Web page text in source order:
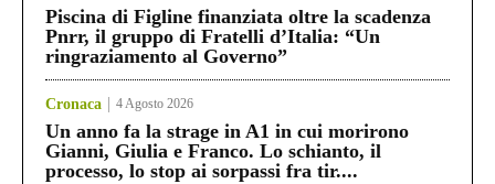
Piscina di Figline finanziata oltre la scadenza
Pnrr, il gruppo di Fratelli d’Italia: “Un
ringraziamento al Governo”
Cronaca 4 Agosto 2026
Un anno fa la strage in A1 in cui morirono
Gianni, Giulia e Franco. Lo schianto, il
processo, lo stop ai sorpassi fra tir....